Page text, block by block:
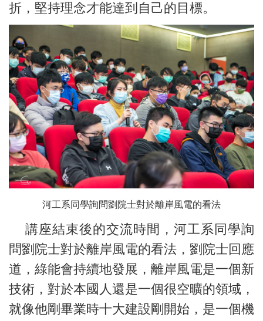
折，堅持理念才能達到自己的目標。
河工系同學詢問劉院士對於離岸風電的看法
講座結束後的交流時間，河工系同學詢
問劉院士對於離岸風電的看法，劉院士回應
道，綠能會持續地發展，離岸風電是一個新
技術，對於本國人還是一個很空曠的領域，
就像他剛畢業時十大建設剛開始，是一個機